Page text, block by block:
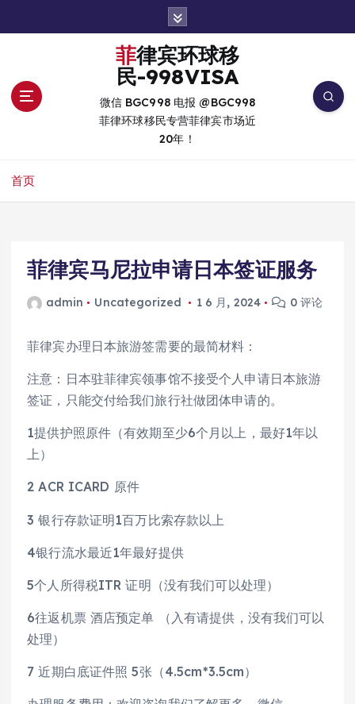
菲律宾环球移
民-998VISA
微信 BGC998 电报 @BGC998
菲律环球移民专营菲律宾市场近
20年！
首页
菲律宾马尼拉申请日本签证服务
admin Uncategorized 1 6 月, 2024 0 评论
菲律宾办理日本旅游签需要的最简材料：
注意：日本驻菲律宾领事馆不接受个人申请日本旅游
签证，只能交付给我们旅行社做团体申请的。
1提供护照原件（有效期至少6个月以上，最好1年以
上）
2 ACR ICARD 原件
3 银行存款证明1百万比索存款以上
4银行流水最近1年最好提供
5个人所得税ITR 证明（没有我们可以处理）
6往返机票 酒店预定单 （入有请提供，没有我们可以
处理）
7 近期白底证件照 5张（4.5cm*3.5cm）